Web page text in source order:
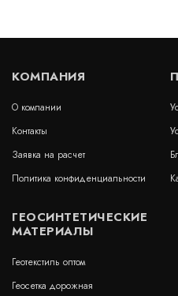
КОМПАНИЯ
О компании
Контакты
Заявка на расчет
Политика конфиденциальности
ГЕОСИНТЕТИЧЕСКИЕ
МАТЕРИАЛЫ
Геотекстиль оптом
Геосетка дорожная